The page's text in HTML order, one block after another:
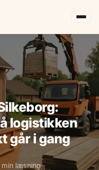
logistikken
går i gang
min læsning